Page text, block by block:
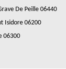
De Peille 06440
Isidore 06200
06300